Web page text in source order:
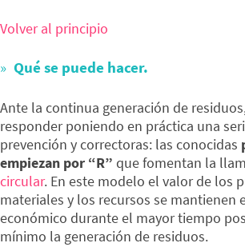
Volver al principio
Qué se puede hacer.
Ante la continua generación de
responder poniendo en práctica una
prevención y correctoras: las conocidas
empiezan por “R” que fomentan la
circular. En este modelo el valor de los
materiales y los recursos se mantienen
económico durante el mayor tiempo
mínimo la generación de residuos.